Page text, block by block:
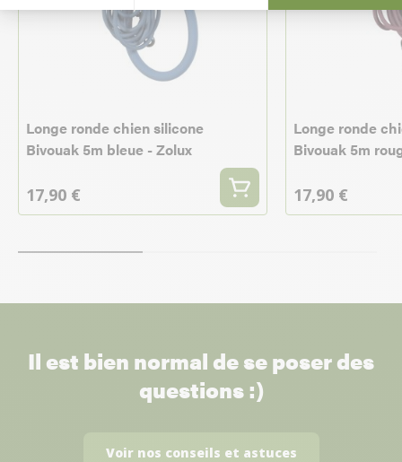
Longe ronde chien silicone
Bivouak 5m bleue - Zolux
17,90 €
Longe ronde
Bivouak 5m
17,90 €
Il est bien normal de se poser des
questions :)
Voir nos conseils et astuces